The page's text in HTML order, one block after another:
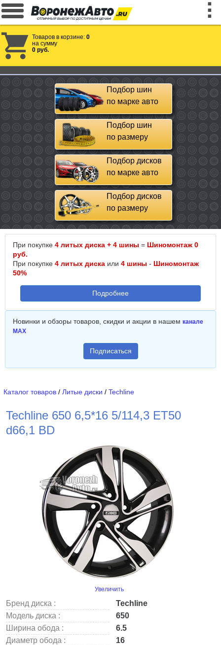
Товаров в корзине: 0
на сумму
0 руб.
Подбор шин
по марке авто
Подбор шин
по размеру
Подбор дисков
по марке авто
Подбор дисков
по размеру
При покупке 4 литых диска + 4 шины = Шиномонтаж 0
руб.
При покупке 4 литых диска или 4 шины - Шиномонтаж
50%
Подробнее
Новинки и обзоры товаров, скидки и акции в нашем канале
MAX
Подписаться
Каталог товаров / Литые диски / Techline
Techline 650 6,5*16 5/114,3 ET50
d66,1 BD
Увеличить
Бренд диска :
Techline
Модель диска :
650
Ширина обода :
6.5
Диаметр обода :
16